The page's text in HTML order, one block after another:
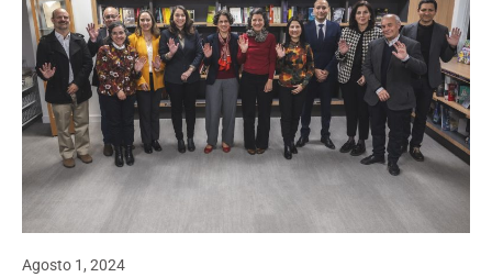
Agosto 1, 2024